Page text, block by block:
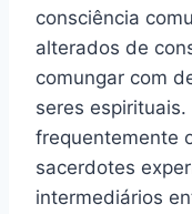
consciência
alterados de
comungar com
seres
frequentemente
sacerdotes
intermediários